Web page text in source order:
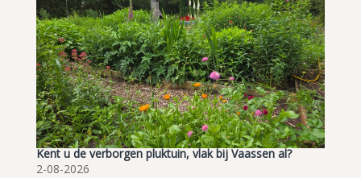
Kent u de verborgen pluktuin, vlak bij Vaassen al?
2-08-2026